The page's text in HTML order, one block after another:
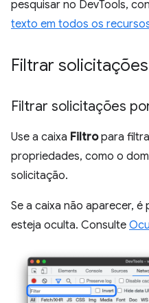
pesquisar no DevTools,
texto em todos os
Filtrar solicitações
Filtrar solicitações
Use a caixa Filtropara
propriedades, como o
solicitação.
Se a caixa não aparecer, é
esteja oculta. Consulte